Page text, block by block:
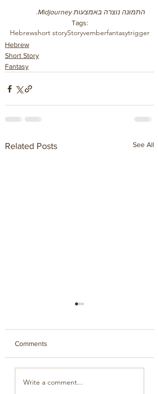
התמונה נוצרה באמצעות Midjourney.
Tags:
Hebrewshort storyStoryvemberfantasytrigger
Hebrew
Short Story
Fantasy
Related Posts See All
ספה
Comments
Write a comment...